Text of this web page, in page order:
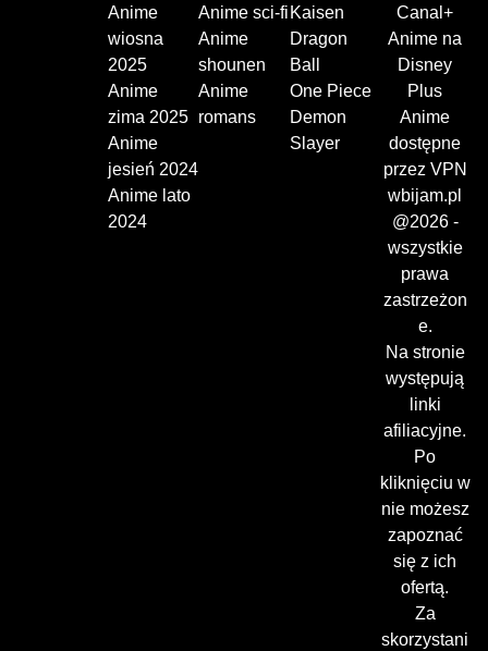
Anime
wiosna
2025
Anime
zima 2025
Anime
jesień 2024
Anime lato
2024
Anime sci-fi
Anime
shounen
Anime
romans
Kaisen
Dragon
Ball
One Piece
Demon
Slayer
Canal+
Anime na
Disney
Plus
Anime
dostępne
przez VPN
wbijam.pl
@2026 -
wszystkie
prawa
zastrzeżon
e.
Na stronie
występują
linki
afiliacyjne.
Po
kliknięciu w
nie możesz
zapoznać
się z ich
ofertą.
Za
skorzystani